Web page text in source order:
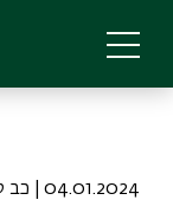
main
04.01.2024 | כב טבת התשפד